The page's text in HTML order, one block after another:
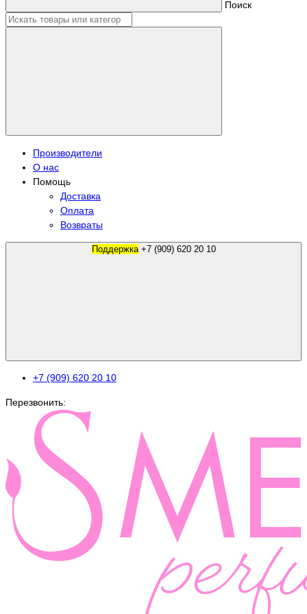
Поиск
Производители
О нас
Помощь
Доставка
Оплата
Возвраты
Поддержка +7 (909) 620 20 10
+7 (909) 620 20 10
Перезвонить: